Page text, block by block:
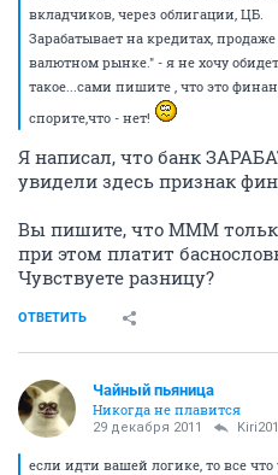
вкладчиков, через облигации, ЦБ.
Зарабатывает на кредитах,
валютном рынке." - я не хочу
такое...сами пишите , что это
спорите,что - нет!
Я написал, что банк
увидели здесь признак
Вы пишите, что МММ
при этом платит
Чувствуете разницу?
ОТВЕТИТЬ
Чайный пьяница
Никогда не плавится
29 декабря 2011
если идти вашей логике, то все